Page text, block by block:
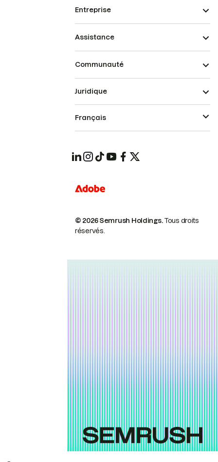
Entreprise
Assistance
Communauté
© 2026 Semrush Holdings.Tous droits
réservés.
Juridique
Français